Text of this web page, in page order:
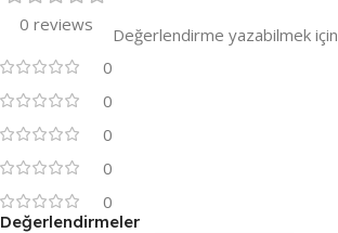
0 reviews
0
0
0
0
0
Değerlendirmeler
Değerlendirme yazabilmek için